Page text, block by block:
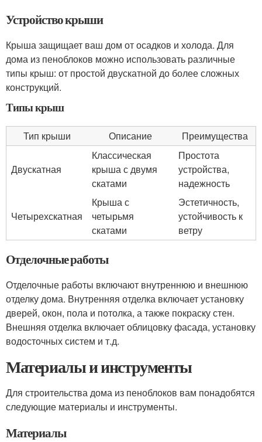
Устройство крыши
Крыша защищает ваш дом от осадков и холода. Для
дома из пеноблоков можно использовать различные
типы крыш: от простой двускатной до более сложных
конструкций.
Типы крыш
Тип крыши Описание Преимущества
Двускатная
Классическая
крыша с двумя
скатами
Простота
устройства,
надежность
Четырехскатная
Крыша с
четырьмя
скатами
Эстетичность,
устойчивость к
ветру
Отделочные работы
Отделочные работы включают внутреннюю и внешнюю
отделку дома. Внутренняя отделка включает установку
дверей, окон, пола и потолка, а также покраску стен.
Внешняя отделка включает облицовку фасада, установку
водосточных систем и т.д.
Материалы и инструменты
Для строительства дома из пеноблоков вам понадобятся
следующие материалы и инструменты.
Материалы